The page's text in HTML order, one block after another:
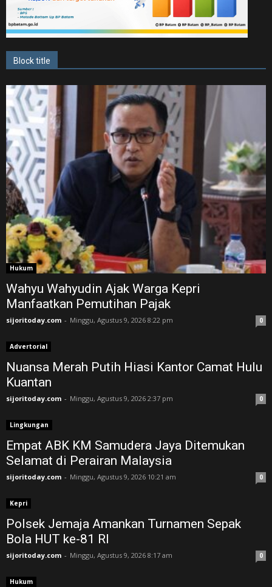
Block title
Hukum
Wahyu Wahyudin Ajak Warga Kepri
Manfaatkan Pemutihan Pajak
sijoritoday.com - Minggu, Agustus 9, 2026 8:22 pm 0
Advertorial
Nuansa Merah Putih Hiasi Kantor Camat Hulu
Kuantan
sijoritoday.com - Minggu, Agustus 9, 2026 2:37 pm 0
Lingkungan
Empat ABK KM Samudera Jaya Ditemukan
Selamat di Perairan Malaysia
sijoritoday.com - Minggu, Agustus 9, 2026 10:21 am 0
Kepri
Polsek Jemaja Amankan Turnamen Sepak
Bola HUT ke-81 RI ‎
sijoritoday.com - Minggu, Agustus 9, 2026 8:17 am 0
Hukum